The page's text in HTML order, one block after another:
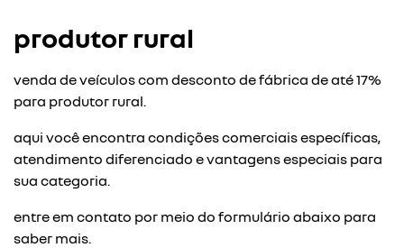
produtor rural
venda de veículos com desconto de fábrica de até 17%
para produtor rural.
aqui você encontra condições comerciais específicas,
atendimento diferenciado e vantagens especiais para
sua categoria.
entre em contato por meio do formulário abaixo para
saber mais.